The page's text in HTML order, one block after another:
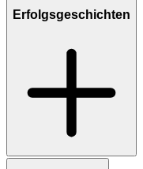
Erfolgsgeschichten